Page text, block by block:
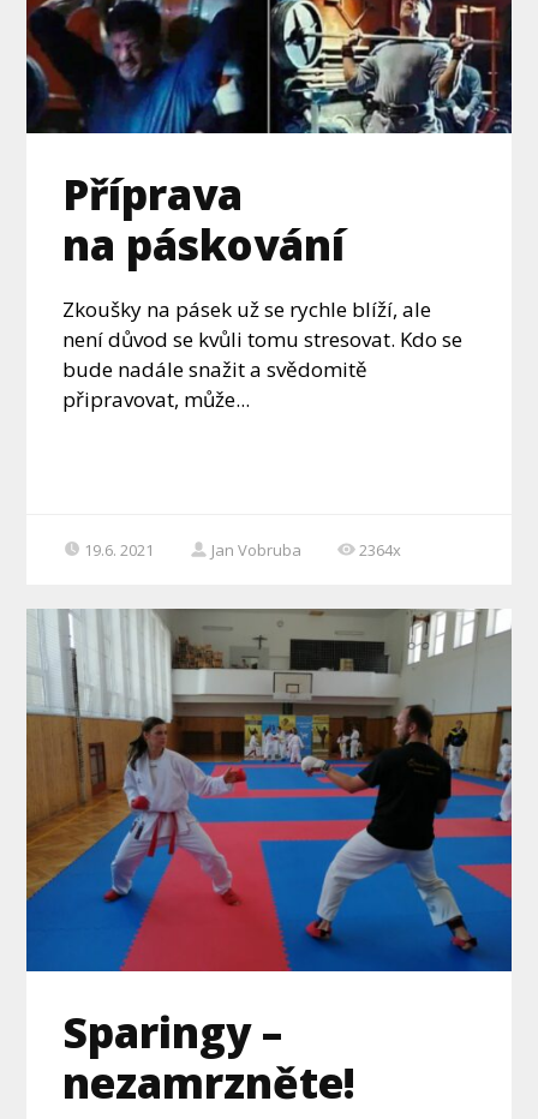
Příprava
na páskování
Zkoušky na pásek už se rychle blíží, ale
není důvod se kvůli tomu stresovat. Kdo se
bude nadále snažit a svědomitě
připravovat, může...
19.6. 2021 Jan Vobruba 2364x
Sparingy –
nezamrzněte!